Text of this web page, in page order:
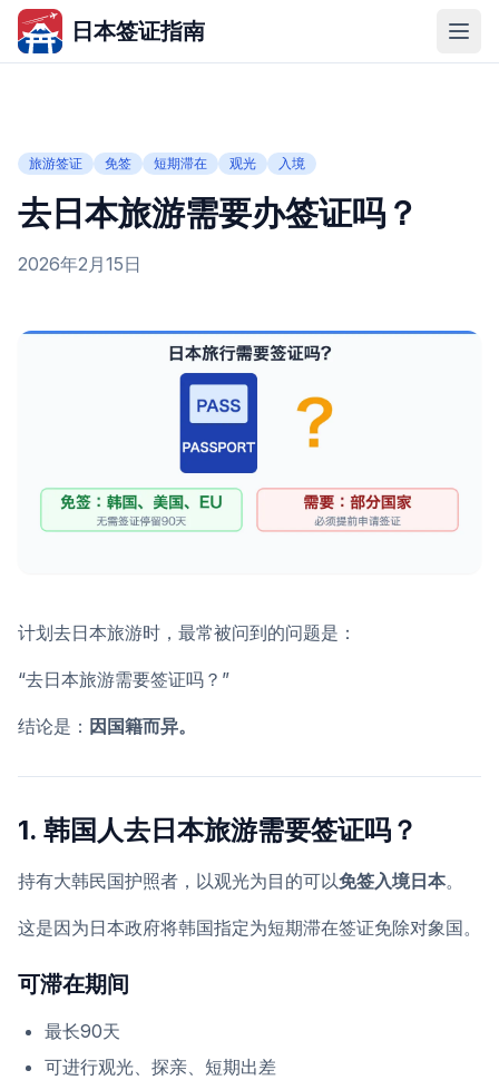
日本签证指南
旅游签证 免签 短期滞在 观光 入境
去日本旅游需要办签证吗？
2026年2月15日
计划去日本旅游时，最常被问到的问题是：
“去日本旅游需要签证吗？”
结论是： 因国籍而异。
1. 韩国人去日本旅游需要签证吗？
持有大韩民国护照者，以观光为目的可以免签入境日本。
这是因为日本政府将韩国指定为短期滞在签证免除对象国。
可滞在期间
最长90天
可进行观光、探亲、短期出差